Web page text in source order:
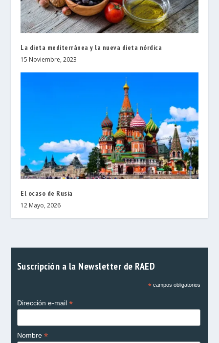
La dieta mediterránea y la nueva dieta nórdica
15 Noviembre, 2023
El ocaso de Rusia
12 Mayo, 2026
Suscripción a la Newsletter de RAED
*campos obligatorios
Dirección e-mail *
Nombre *